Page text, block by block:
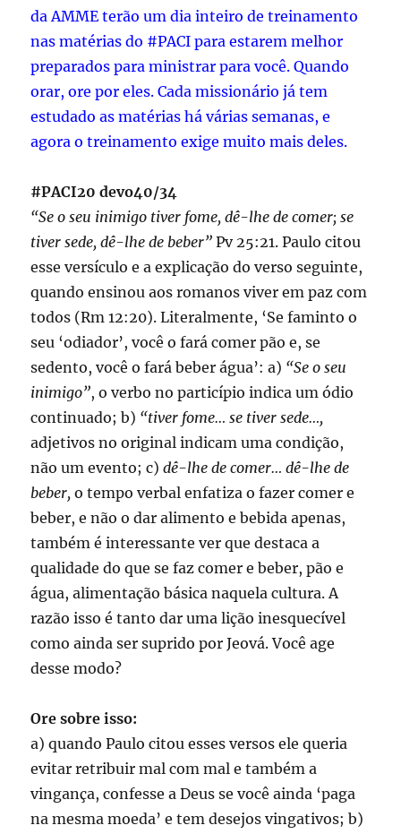
da AMME terão um dia inteiro de treinamento
nas matérias do #PACI para estarem melhor
preparados para ministrar para você. Quando
orar, ore por eles. Cada missionário já tem
estudado as matérias há várias semanas, e
agora o treinamento exige muito mais deles.
#PACI20 devo40/34
“Se o seu inimigo tiver fome, dê-lhe de comer; se
tiver sede, dê-lhe de beber” Pv 25:21. Paulo citou
esse versículo e a explicação do verso seguinte,
quando ensinou aos romanos viver em paz com
todos (Rm 12:20). Literalmente, ‘Se faminto o
seu ‘odiador’, você o fará comer pão e, se
sedento, você o fará beber água’: a) “Se o seu
inimigo”, o verbo no particípio indica um ódio
continuado; b) “tiver fome… se tiver sede…,
adjetivos no original indicam uma condição,
não um evento; c) dê-lhe de comer… dê-lhe de
beber,o tempo verbal enfatiza o fazer comer e
beber, e não o dar alimento e bebida apenas,
também é interessante ver que destaca a
qualidade do que se faz comer e beber, pão e
água, alimentação básica naquela cultura. A
razão isso é tanto dar uma lição inesquecível
como ainda ser suprido por Jeová. Você age
desse modo?
Ore sobre isso:
a) quando Paulo citou esses versos ele queria
evitar retribuir mal com mal e também a
vingança, confesse a Deus se você ainda ‘paga
na mesma moeda’ e tem desejos vingativos; b)